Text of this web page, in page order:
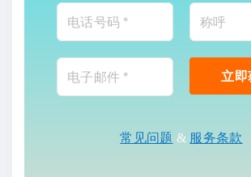
常见问题 & 服务条款